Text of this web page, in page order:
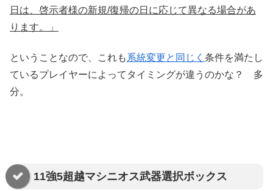
日は、啓示者様の新規/復帰の日に応じて異なる場合があ
ります。」
ということなので、これも系統変更と同じく 条件を満たし
ているプレイヤーによってタイミングが違うのかな？ 多
分。
11強5超越マシニオス武器選択ボックス